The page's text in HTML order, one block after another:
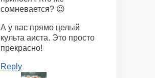
сомневается? 😉
А у вас прямо целый
культа аиста. Это просто
прекрасно!
Reply